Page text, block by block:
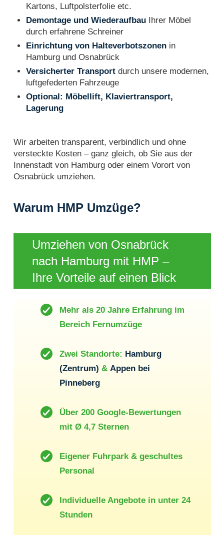
Kartons, Luftpolsterfolie etc.
Demontage und Wiederaufbau Ihrer Möbel
durch erfahrene Schreiner
Einrichtung von Halteverbotszonen in
Hamburg und Osnabrück
Versicherter Transport durch unsere modernen,
luftgefederten Fahrzeuge
Optional: Möbellift, Klaviertransport,
Lagerung
Wir arbeiten transparent, verbindlich und ohne
versteckte Kosten – ganz gleich, ob Sie aus der
Innenstadt von Hamburg oder einem Vorort von
Osnabrück umziehen.
Warum HMP Umzüge?
Umziehen von Osnabrück
nach Hamburg mit HMP –
Ihre Vorteile auf einen Blick
Mehr als 20 Jahre Erfahrung im
Bereich Fernumzüge
Zwei Standorte: Hamburg
(Zentrum) & Appen bei
Pinneberg
Über 200 Google-Bewertungen
mit Ø 4,7 Sternen
Eigener Fuhrpark & geschultes
Personal
Individuelle Angebote in unter 24
Stunden